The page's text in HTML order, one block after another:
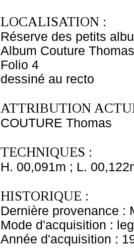
LOCALISATION :
Réserve des petits
Album Couture Thomas
Folio 4
dessiné au recto
ATTRIBUTION
COUTURE Thomas
TECHNIQUES :
H. 00,091m ; L.
HISTORIQUE :
Dernière provenance :
Mode d'acquisition :
Année d'acquisition :